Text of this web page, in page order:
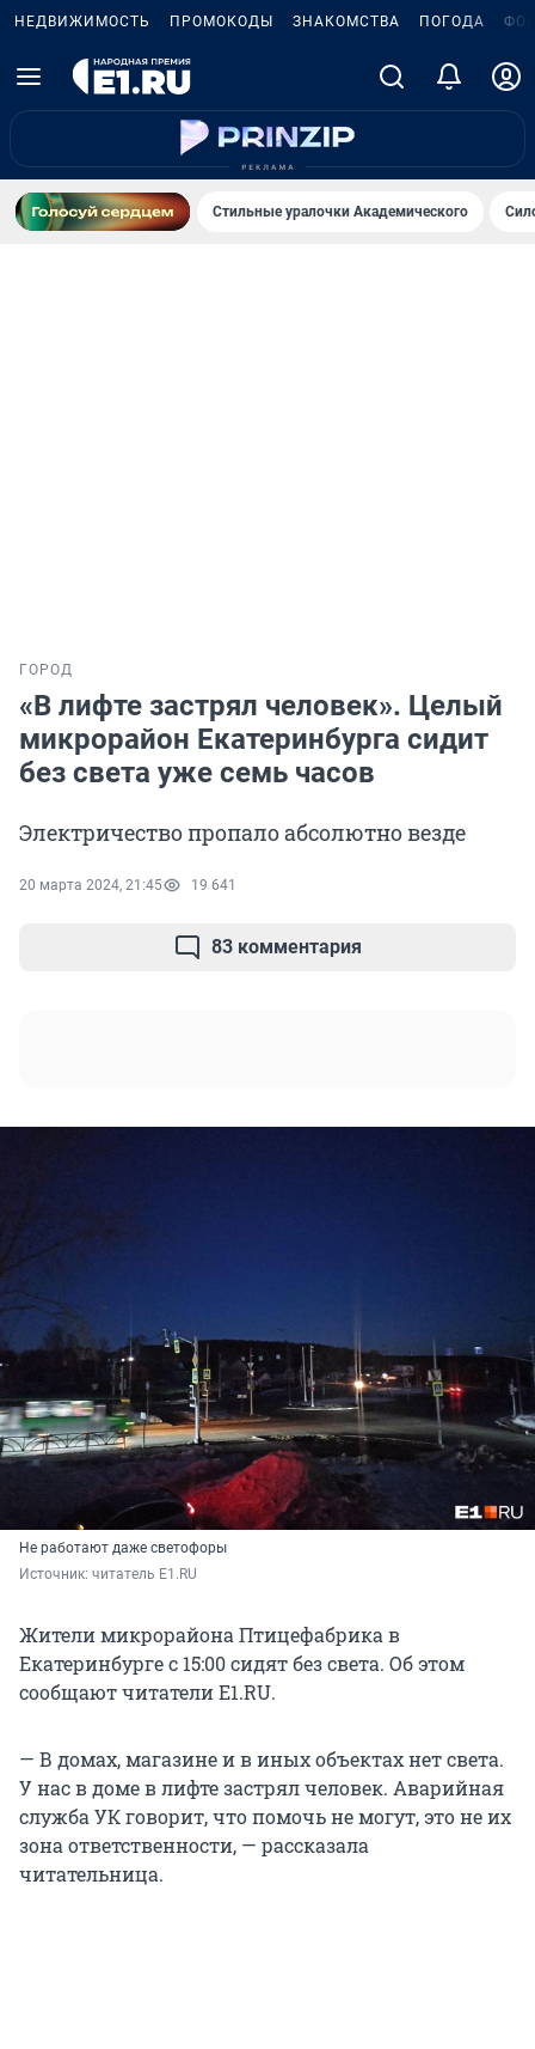
НЕДВИЖИМОСТЬ ПРОМОКОДЫ ЗНАКОМСТВА ПОГОДА
Стильные уралочки Академического
ГОРОД
«В лифте застрял человек». Целый
микрорайон Екатеринбурга сидит
без света уже семь часов
Электричество пропало абсолютно везде
20 марта 2024, 21:45 19 641
83 комментария
Не работают даже светофоры
Источник: читатель E1.RU
Жители микрорайона Птицефабрика в
Екатеринбурге с 15:00 сидят без света. Об этом
сообщают читатели E1.RU.
— В домах, магазине и в иных объектах нет света.
У нас в доме в лифте застрял человек. Аварийная
служба УК говорит, что помочь не могут, это не их
зона ответственности, — рассказала
читательница.